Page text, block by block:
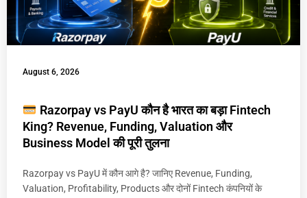
August 6, 2026
Razorpay vs PayU कौन है भारत का बड़ा Fintech
King? Revenue, Funding, Valuation और
Business Model की पूरी तुलना
Razorpay vs PayU में कौन आगे है? जानिए Revenue, Funding,
Valuation, Profitability, Products और दोनों Fintech कंपनियों के